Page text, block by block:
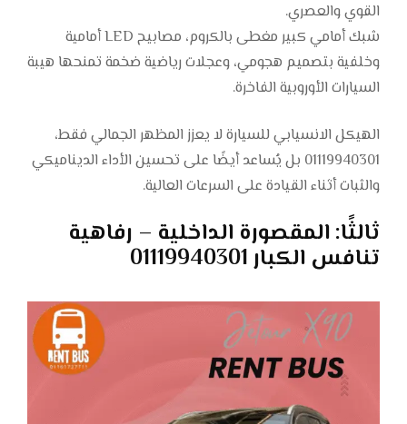
القوي والعصري.
شبك أمامي كبير مغطى بالكروم، مصابيح LED أمامية
وخلفية بتصميم هجومي، وعجلات رياضية ضخمة تمنحها هيبة
السيارات الأوروبية الفاخرة.
الهيكل الانسيابي للسيارة لا يعزز المظهر الجمالي فقط،
01119940301 بل يُساعد أيضًا على تحسين الأداء الديناميكي
والثبات أثناء القيادة على السرعات العالية.
ثالثًا: المقصورة الداخلية – رفاهية
تنافس الكبار 01119940301